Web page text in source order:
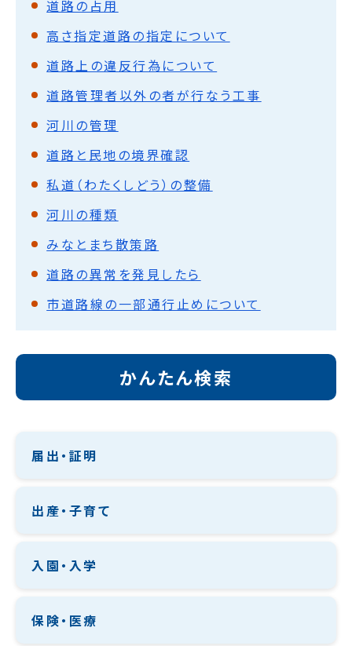
道路の占用
高さ指定道路の指定について
道路上の違反行為について
道路管理者以外の者が行なう工事
河川の管理
道路と民地の境界確認
私道（わたくしどう）の整備
河川の種類
みなとまち散策路
道路の異常を発見したら
市道路線の一部通行止めについて
かんたん検索
届出・証明
出産・子育て
入園・入学
保険・医療